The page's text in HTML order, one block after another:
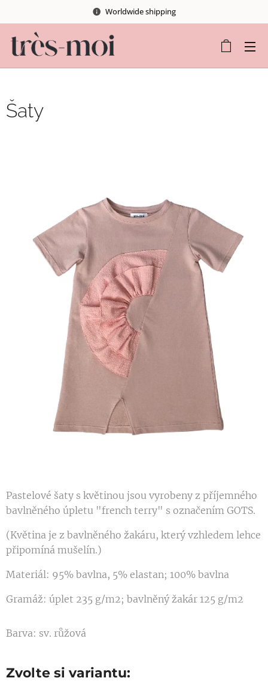
Worldwide shipping
Šaty
Pastelové šaty s květinou jsou vyrobeny z příjemného
bavlněného úpletu "french terry" s označením GOTS.
(Květina je z bavlněného žakáru, který vzhledem lehce
připomíná mušelín.)
Materiál: 95% bavlna, 5% elastan; 100% bavlna
Gramáž: úplet 235 g/m2; bavlněný žakár 125 g/m2
Barva: sv. růžová
Zvolte si variantu: